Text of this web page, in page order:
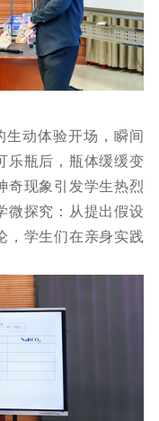
动体验开场，瞬间
乐瓶后，瓶体缓缓变
奇现象引发学生热烈
微探究：从提出假设
，学生们在亲身实践